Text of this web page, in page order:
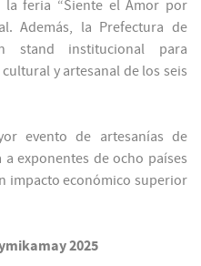
la feria “Siente el Amor por
Además, la Prefectura de
stand institucional para
y artesanal de los seis
evento de artesanías de
exponentes de ocho países
impacto económico superior
2025